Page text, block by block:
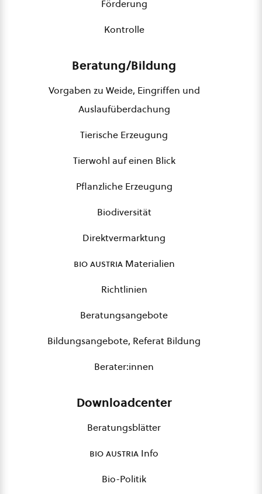
Förderung
Kontrolle
Beratung/Bildung
Vorgaben zu Weide, Eingriffen und
Auslaufüberdachung
Tierische Erzeugung
Tierwohl auf einen Blick
Pflanzliche Erzeugung
Biodiversität
Direktvermarktung
bio austriaMaterialien
Richtlinien
Beratungsangebote
Bildungsangebote, Referat Bildung
Berater:innen
Downloadcenter
Beratungsblätter
bio austria Info
Bio-Politik